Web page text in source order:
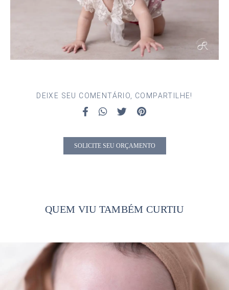
DEIXE SEU COMENTÁRIO, COMPARTILHE!
SOLICITE SEU ORÇAMENTO
QUEM VIU TAMBÉM CURTIU